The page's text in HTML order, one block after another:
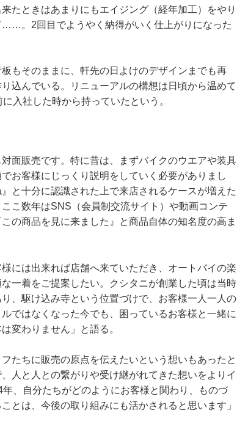
たときはあまりにもエイジング（経年加工）をやり
。2回目でようやく納得がいく仕上がりになった
もそのままに、軒先の日よけのデザインまでも再
込んでいる。リニューアルの構想は日頃から温めて
入社した時から持っていたという。
面販売です。特に昔は、まずバイクのウエアや装具
お客様にじっくり説明をしていく必要がありまし
と十分に認識された上で来店されるケースが増えた
こ数年はSNS（会員制交流サイト）や動画コンテ
の商品を見に来ました』と商品自体の知名度の高ま
には出来れば店舗へ来ていただき、オートバイの楽
一着をご提案したい。クシタニが創業した頃は当時
、駆け込み寺という位置づけで、お客様一人一人の
ではなくなった今でも、困っているお客様と一緒に
変わりません」と語る。
たちに販売の原点を伝えたいという想いもあったと
人と人との繋がりや受け継がれてきた想いをよりイ
、自分たちがどのようにお客様と関わり、ものづ
とは、今後の取り組みにも活かされると思います」